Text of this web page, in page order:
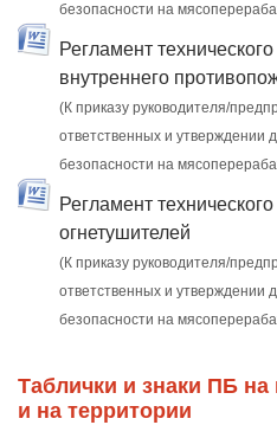
безопасности на
Регламент
внутреннего
(К приказу руководителя/
ответственных и утверждении
безопасности на
Регламент
огнетушителей
(К приказу руководителя/
ответственных и утверждении
безопасности на
Таблички и знаки ПБ на
и на территории